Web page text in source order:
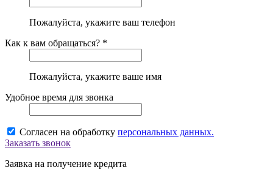
Пожалуйста, укажите ваш телефон
Как к вам обращаться? *
Пожалуйста, укажите ваше имя
Удобное время для звонка
Согласен на обработку персональных данных.
Заказать звонок
Заявка на получение кредита